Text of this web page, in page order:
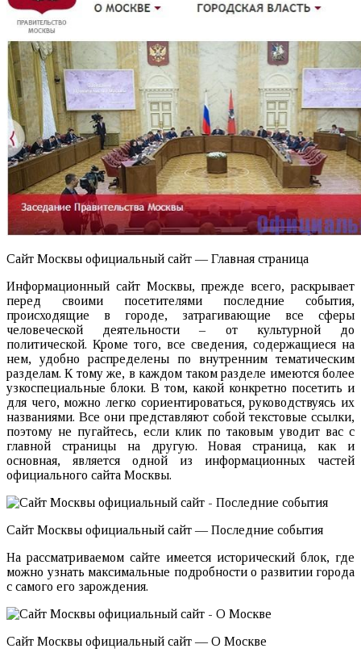
Сайт Москвы официальный сайт — Главная страница
Информационный сайт Москвы, прежде всего, раскрывает
перед своими посетителями последние события,
происходящие в городе, затрагивающие все сферы
человеческой деятельности – от культурной до
политической. Кроме того, все сведения, содержащиеся на
нем, удобно распределены по внутренним тематическим
разделам. К тому же, в каждом таком разделе имеются более
узкоспециальные блоки. В том, какой конкретно посетить и
для чего, можно легко сориентироваться, руководствуясь их
названиями. Все они представляют собой текстовые ссылки,
поэтому не пугайтесь, если клик по таковым уводит вас с
главной страницы на другую. Новая страница, как и
основная, является одной из информационных частей
официального сайта Москвы.
Сайт Москвы официальный сайт — Последние события
На рассматриваемом сайте имеется исторический блок, где
можно узнать максимальные подробности о развитии города
с самого его зарождения.
Сайт Москвы официальный сайт — О Москве